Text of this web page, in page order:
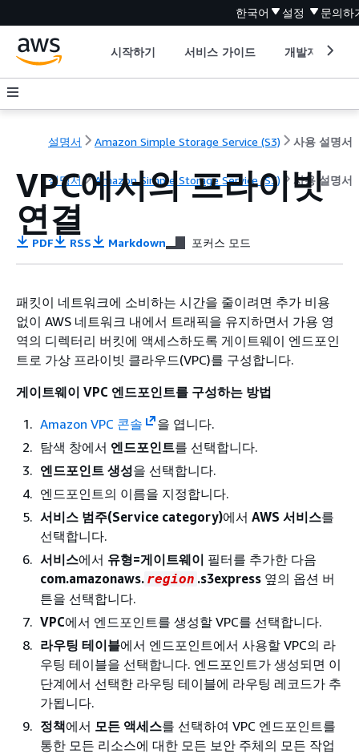
한국어 설정 문의하
시작하기 서비스 가이드 개발자 도구
설명서 Amazon Simple Storage Service (S3) 사용 설명서
설명서 Amazon Simple Storage Service (S3) 사용 설명서
VPC에서의 프라이빗
연결
PDF RSS Markdown 포커스 모드
패킷이 네트워크에 소비하는 시간을 줄이려면 추가 비용
없이 AWS 네트워크 내에서 트래픽을 유지하면서 가용 영
역의 디렉터리 버킷에 액세스하도록 게이트웨이 엔드포인
트로 가상 프라이빗 클라우드(VPC)를 구성합니다.
게이트웨이 VPC 엔드포인트를 구성하는 방법
Amazon VPC 콘솔
을 엽니다.
탐색 창에서 엔드포인트를 선택합니다.
엔드포인트 생성을 선택합니다.
엔드포인트의 이름을 지정합니다.
서비스 범주(Service category)에서 AWS 서비스를
선택합니다.
서비스에서 유형=게이트웨이 필터를 추가한 다음
com.amazonaws. region .s3express 옆의 옵션 버
튼을 선택합니다.
VPC에서 엔드포인트를 생성할 VPC를 선택합니다.
라우팅 테이블에서 엔드포인트에서 사용할 VPC의 라
우팅 테이블을 선택합니다. 엔드포인트가 생성되면 이
단계에서 선택한 라우팅 테이블에 라우팅 레코드가 추
가됩니다.
정책에서 모든 액세스를 선택하여 VPC 엔드포인트를
통한 모든 리소스에 대한 모든 보안 주체의 모든 작업